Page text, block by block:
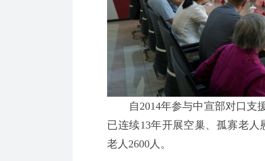
自2014年参与中宣部对口支
已连续13年开展空巢、孤寡老
老人2600人。